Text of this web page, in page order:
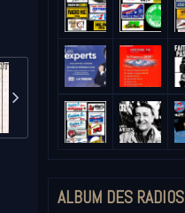
ALBUM DES RADIOS